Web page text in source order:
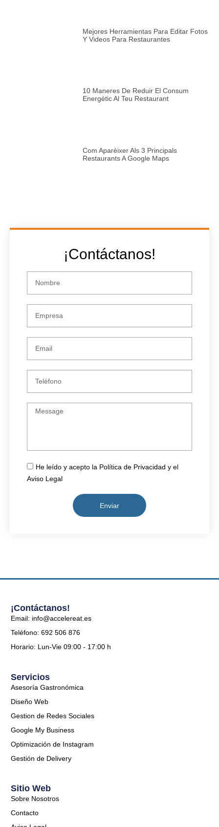
Mejores Herramientas Para Editar Fotos
Y Videos Para Restaurantes
10 Maneres De Reduir El Consum
Energètic Al Teu Restaurant
Com Aparèixer Als 3 Principals
Restaurants A Google Maps
¡Contáctanos!
He leído y acepto la Política de Privacidad y el
Aviso Legal
Enviar
Servicios
Asesoría Gastronómica
Diseño Web
Gestion de Redes Sociales
Google My Business
Optimización de Instagram
Gestión de Delivery
Sitio Web
Sobre Nosotros
Contacto
¡Contáctanos!
Email: info@accelereat.es
Teléfono: 692 506 876
Horario: Lun-Vie 09:00 - 17:00 h